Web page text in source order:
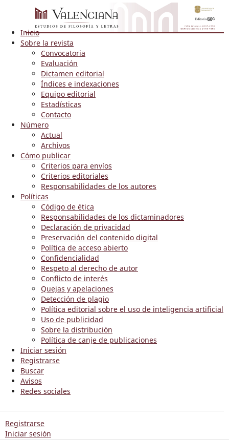
Inicio
Sobre la revista
Convocatoria
Evaluación
Dictamen editorial
Índices e indexaciones
Equipo editorial
Estadísticas
Contacto
Número
Actual
Archivos
Cómo publicar
Criterios para envíos
Criterios editoriales
Responsabilidades de los autores
Políticas
Código de ética
Responsabilidades de los dictaminadores
Declaración de privacidad
Preservación del contenido digital
Política de acceso abierto
Confidencialidad
Respeto al derecho de autor
Conflicto de interés
Quejas y apelaciones
Detección de plagio
Política editorial sobre el uso de inteligencia artificial
Uso de publicidad
Sobre la distribución
Política de canje de publicaciones
Iniciar sesión
Registrarse
Buscar
Avisos
Redes sociales
Registrarse
Iniciar sesión